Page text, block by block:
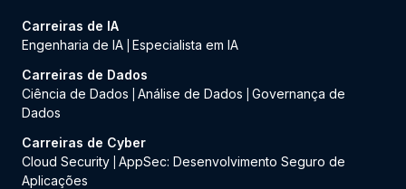
Carreiras de IA
Engenharia de IA Especialista em IA
Carreiras de Dados
Ciência de Dados
Análise de Dados
Governança de
Dados
Carreiras de Cyber
Cloud Security AppSec: Desenvolvimento Seguro de
Aplicações